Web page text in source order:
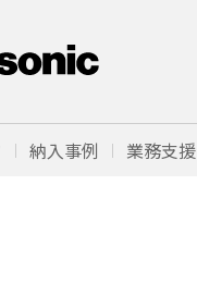
納入事例 業務支援